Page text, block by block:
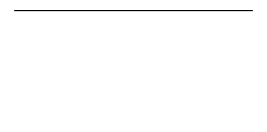
on liikaa samanmielisiä.